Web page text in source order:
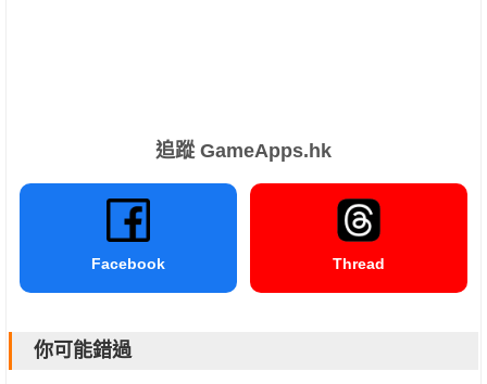
追蹤 GameApps.hk
Facebook Thread
你可能錯過